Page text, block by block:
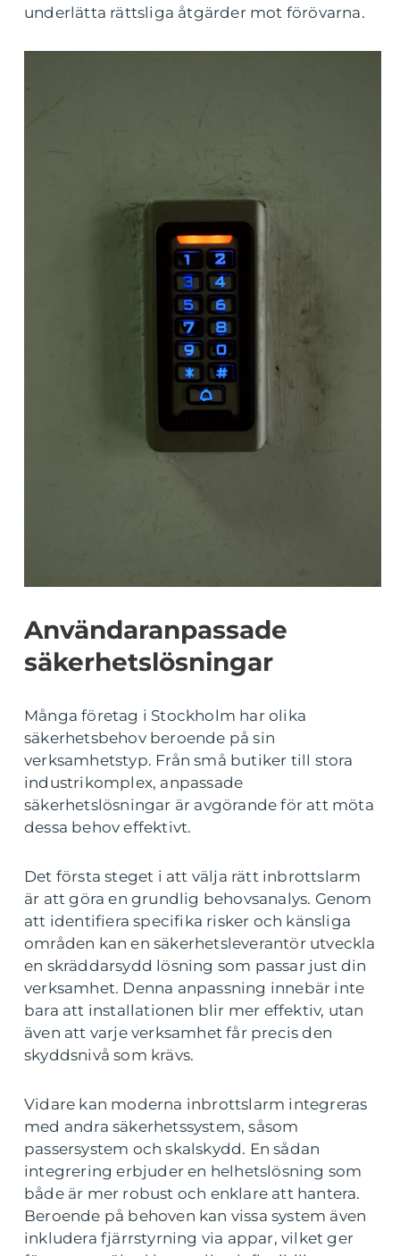
underlätta rättsliga åtgärder mot förövarna.
Användaranpassade
säkerhetslösningar
Många företag i Stockholm har olika
säkerhetsbehov beroende på sin
verksamhetstyp. Från små butiker till stora
industrikomplex, anpassade
säkerhetslösningar är avgörande för att möta
dessa behov effektivt.
Det första steget i att välja rätt inbrottslarm
är att göra en grundlig behovsanalys. Genom
att identifiera specifika risker och känsliga
områden kan en säkerhetsleverantör utveckla
en skräddarsydd lösning som passar just din
verksamhet. Denna anpassning innebär inte
bara att installationen blir mer effektiv, utan
även att varje verksamhet får precis den
skyddsnivå som krävs.
Vidare kan moderna inbrottslarm integreras
med andra säkerhetssystem, såsom
passersystem och skalskydd. En sådan
integrering erbjuder en helhetslösning som
både är mer robust och enklare att hantera.
Beroende på behoven kan vissa system även
inkludera fjärrstyrning via appar, vilket ger